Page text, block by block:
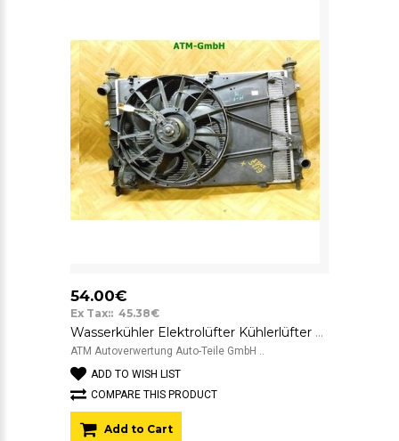
54.00€
Ex Tax:: 45.38€
Wasserkühler Elektrolüfter Kühlerlüfter Lüfter Ford Mondeo BNP 95BB8C607
ATM Autoverwertung Auto-Teile GmbH ..
ADD TO WISH LIST
COMPARE THIS PRODUCT
Add to Cart